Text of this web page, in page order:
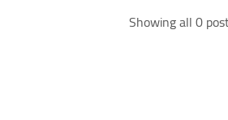
Showing all 0